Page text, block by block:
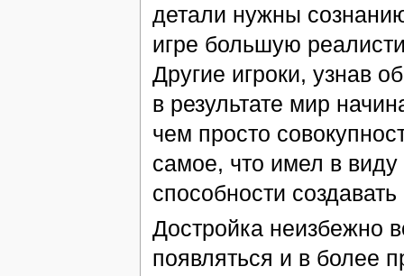
детали нужны
игре большую
Другие игроки, узнав
в результате мир
чем просто
самое, что имел в
способности
Достройка неизбежно
появляться и в более